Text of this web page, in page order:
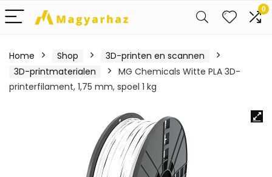
0
Home Shop
3D-printen en scannen
3D-printmaterialen
MG Chemicals Witte PLA 3D-
printerfilament, 1,75 mm, spoel 1 kg